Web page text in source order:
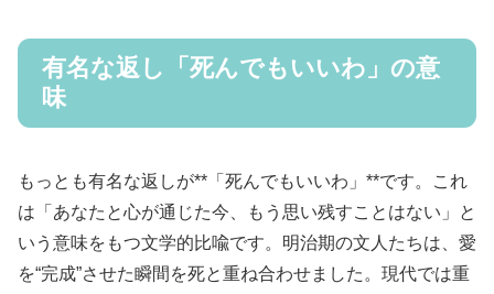
有名な返し「死んでもいいわ」の意
味
もっとも有名な返しが**「死んでもいいわ」**です。これ
は「あなたと心が通じた今、もう思い残すことはない」と
いう意味をもつ文学的比喩です。明治期の文人たちは、愛
を“完成”させた瞬間を死と重ね合わせました。現代では重